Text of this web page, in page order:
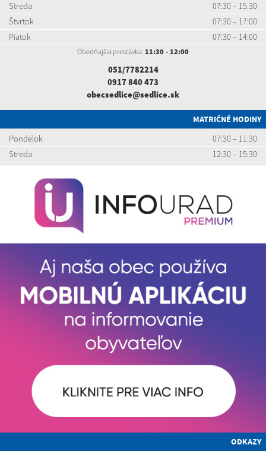
Streda
07:30 – 15:30
Štvrtok
07:30 – 17:00
Piatok
07:30 – 14:00
Obedňajšia prestávka: 11:30 - 12:00
051/7782214
0917 840 473
obecsedlice@sedlice.sk
MATRIČNÉ HODINY
Pondelok
07:30 – 11:30
Streda
12:30 – 15:30
ODKAZY